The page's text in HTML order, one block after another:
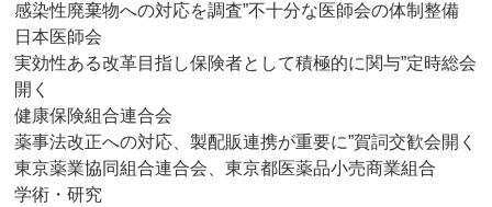
感染性廃棄物への対応を調査”不十分な医師会の体制整備
日本医師会
実効性ある改革目指し保険者として積極的に関与”定時総会
開く
健康保険組合連合会
薬事法改正への対応、製配販連携が重要に”賀詞交歓会開く
東京薬業協同組合連合会、東京都医薬品小売商業組合
学術・研究